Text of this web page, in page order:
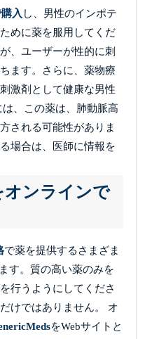
入 し、男性のインポテ
めに薬を服用してくだ
、ユーザーが性的に刺
ます。さらに、薬物療
激剤として健康な男性
、この薬は、肺動脈高
される可能性がありま
場合は、医師に情報を
オンラインで
で薬を提供するさまざま
す。質の高い薬のみを
行うようにしてくださ
けではありません。 オ
をWebサイトと